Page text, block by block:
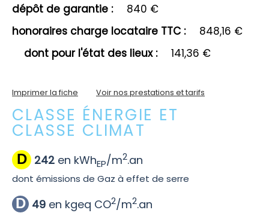
dépôt de garantie :
840 €
honoraires charge locataire TTC :
848,16 €
dont pour l'état des lieux :
141,36 €
Imprimer la fiche Voir nos prestations et tarifs
CLASSE ÉNERGIE ET
CLASSE CLIMAT
D 242 en kWhEP/m2.an
dont émissions de Gaz à effet de serre
D 49 en kgeq CO2/m2.an